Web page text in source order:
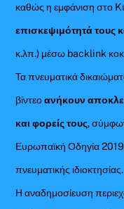
καθώς η εμφάνιση στο
επισκεψιμότητά τους
κ.λπ.) μέσω backlink
Τα πνευματικά
βίντεοανήκουν
και φορείς τους,
Ευρωπαϊκή Οδηγία
πνευματικής ιδιοκτησίας.
Η αναδημοσίευση